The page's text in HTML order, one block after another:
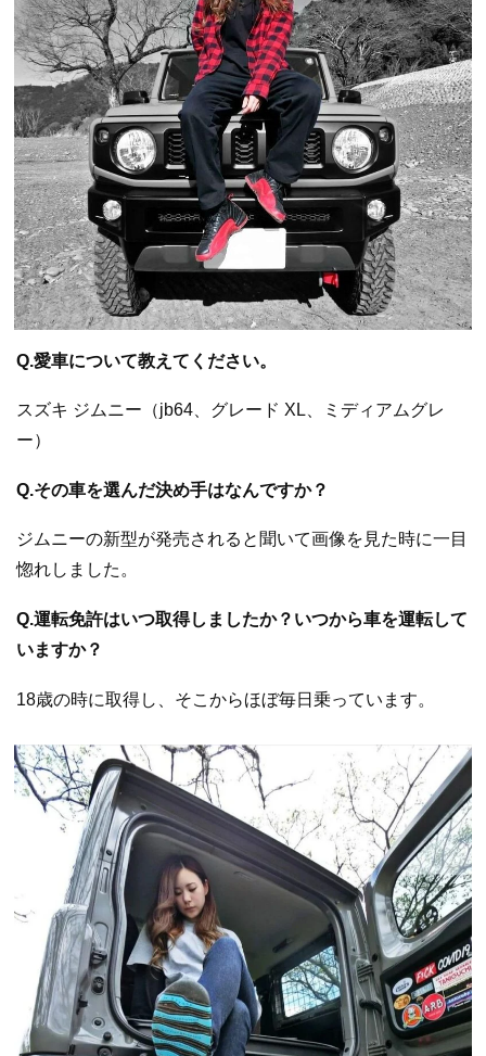
Q.愛車について教えてください。
スズキ ジムニー（jb64、グレード XL、ミディアムグレ
ー）
Q.その車を選んだ決め手はなんですか？
ジムニーの新型が発売されると聞いて画像を見た時に一目
惚れしました。
Q.運転免許はいつ取得しましたか？いつから車を運転して
いますか？
18歳の時に取得し、そこからほぼ毎日乗っています。